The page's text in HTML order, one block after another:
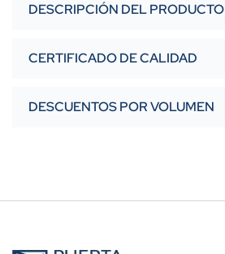
DESCRIPCIÓN DEL PRODUCTO
CERTIFICADO DE CALIDAD
DESCUENTOS POR VOLUMEN